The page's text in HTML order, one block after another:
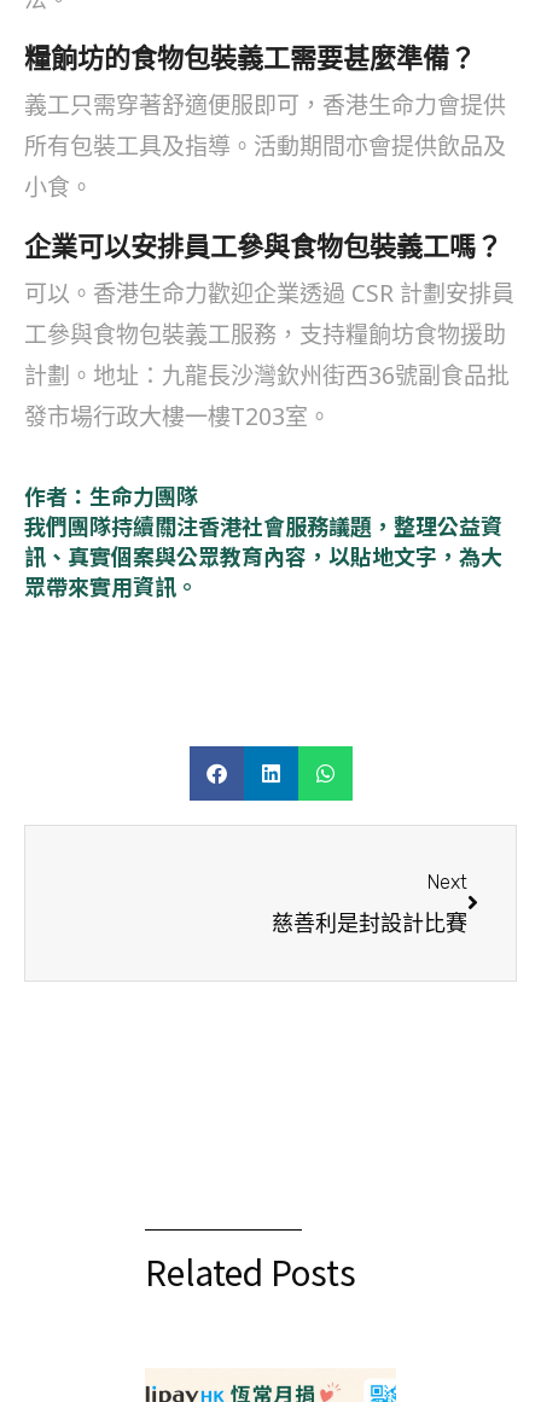
糧餉坊的食物包裝義工需要甚麼準備？
義工只需穿著舒適便服即可，香港生命力會提供
所有包裝工具及指導。活動期間亦會提供飲品及
小食。
企業可以安排員工參與食物包裝義工嗎？
可以。香港生命力歡迎企業透過 CSR 計劃安排員
工參與食物包裝義工服務，支持糧餉坊食物援助
計劃。地址：九龍長沙灣欽州街西36號副食品批
發市場行政大樓一樓T203室。
作者：生命力團隊
我們團隊持續關注香港社會服務議題，整理公益資
訊、真實個案與公眾教育內容，以貼地文字，為大
眾帶來實用資訊。
Next
慈善利是封設計比賽
Related Posts